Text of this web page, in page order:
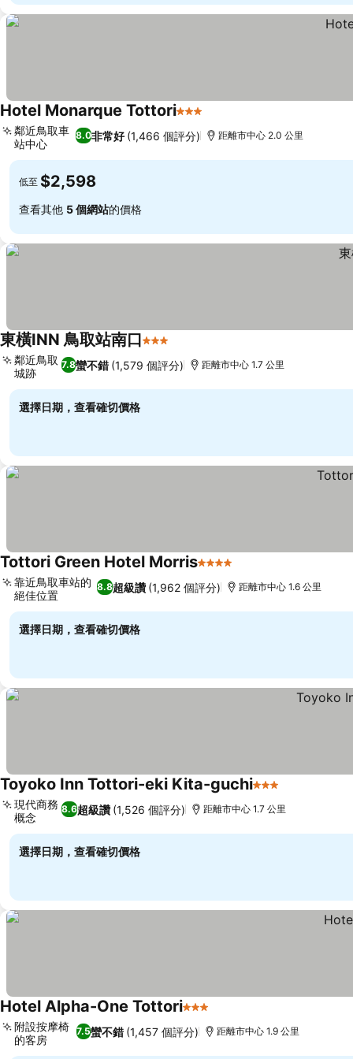
Hotel Monarque Tottori3 星級
8.0非常好 (1,466 個評分)
鄰近鳥取車
站中心
距離市中心 2.0 公里
低至 $2,598
查看其他 5 個網站的價格
東橫INN 鳥取站南口3 星級
7.8蠻不錯 (1,579 個評分)
鄰近鳥取
城跡
距離市中心 1.7 公里
選擇日期，查看確切價格
Tottori Green Hotel Morris4 星級
8.8超級讚 (1,962 個評分)
靠近鳥取車站的
絕佳位置
距離市中心 1.6 公里
選擇日期，查看確切價格
Toyoko Inn Tottori-eki Kita-guchi3 星級
8.6超級讚 (1,526 個評分)
現代商務
概念
距離市中心 1.7 公里
選擇日期，查看確切價格
Hotel Alpha-One Tottori3 星級
7.5蠻不錯 (1,457 個評分)
附設按摩椅
的客房
距離市中心 1.9 公里